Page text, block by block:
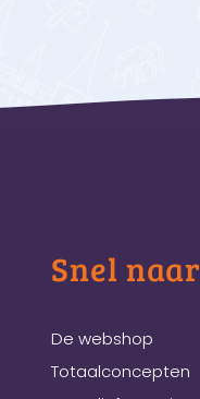
Snel naar
De webshop
Totaalconcepten